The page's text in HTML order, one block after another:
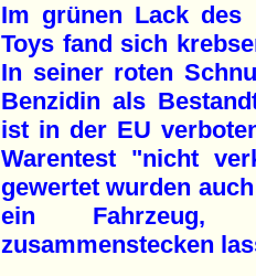
Im grünen Lack des
Toys fand sich
In seiner roten
Benzidin als
ist in der EU
Warentest "nicht
gewertet wurden
ein Fahrzeug,
zusammenstecken